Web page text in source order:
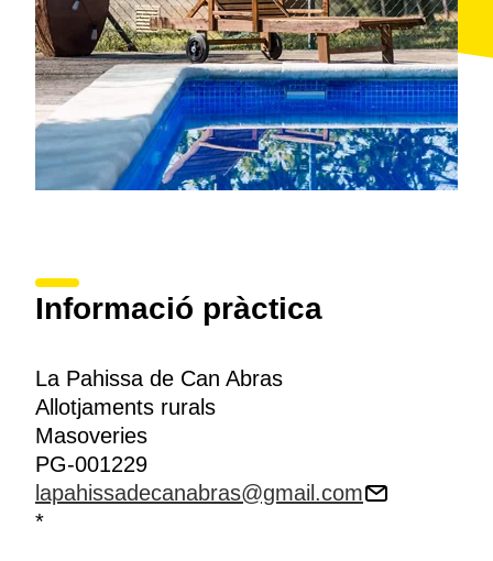
Informació pràctica
La Pahissa de Can Abras
Allotjaments rurals
Masoveries
PG-001229
lapahissadecanabras@gmail.com
*